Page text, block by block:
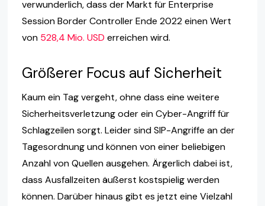
verwunderlich, dass der Markt für Enterprise
Session Border Controller Ende 2022 einen Wert
von 528,4 Mio. USD erreichen wird.
Größerer Focus auf Sicherheit
Kaum ein Tag vergeht, ohne dass eine weitere
Sicherheitsverletzung oder ein Cyber-Angriff für
Schlagzeilen sorgt. Leider sind SIP-Angriffe an der
Tagesordnung und können von einer beliebigen
Anzahl von Quellen ausgehen. Ärgerlich dabei ist,
dass Ausfallzeiten äußerst kostspielig werden
können. Darüber hinaus gibt es jetzt eine Vielzahl